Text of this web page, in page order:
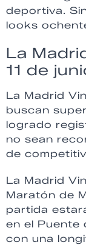
deportiva.
looks
La
11 de
La Madrid
buscan
logrado
no sean
de
La Madrid
Maratón de
partida
en el Puente
con una